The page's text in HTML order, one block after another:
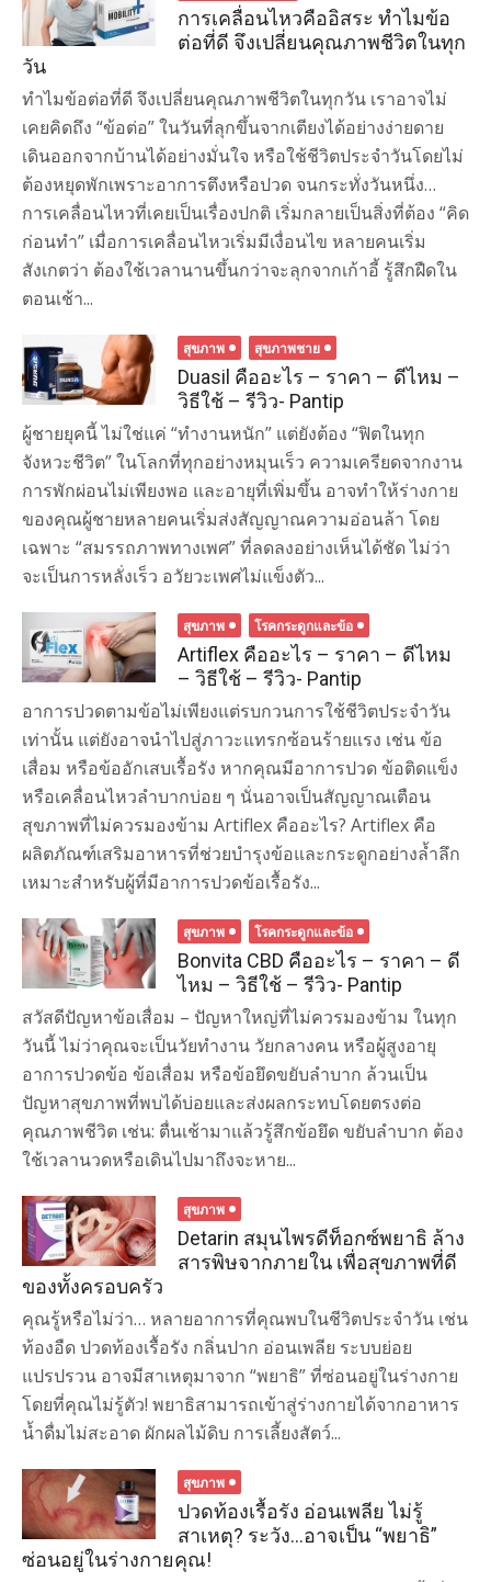
การเคลื่อนไหวคืออิสระ ทำไมข้อ
ต่อที่ดี จึงเปลี่ยนคุณภาพชีวิตในทุก
วัน
ทำไมข้อต่อที่ดี จึงเปลี่ยนคุณภาพชีวิตในทุกวัน เราอาจไม่
เคยคิดถึง “ข้อต่อ” ในวันที่ลุกขึ้นจากเตียงได้อย่างง่ายดาย
เดินออกจากบ้านได้อย่างมั่นใจ หรือใช้ชีวิตประจำวันโดยไม่
ต้องหยุดพักเพราะอาการตึงหรือปวด จนกระทั่งวันหนึ่ง…
การเคลื่อนไหวที่เคยเป็นเรื่องปกติ เริ่มกลายเป็นสิ่งที่ต้อง “คิด
ก่อนทำ” เมื่อการเคลื่อนไหวเริ่มมีเงื่อนไข หลายคนเริ่ม
สังเกตว่า ต้องใช้เวลานานขึ้นกว่าจะลุกจากเก้าอี้ รู้สึกฝืดใน
ตอนเช้า...
สุขภาพ สุขภาพชาย
Duasil คืออะไร – ราคา – ดีไหม –
วิธีใช้ – รีวิว- Pantip
ผู้ชายยุคนี้ ไม่ใช่แค่ “ทำงานหนัก” แต่ยังต้อง “ฟิตในทุก
จังหวะชีวิต” ในโลกที่ทุกอย่างหมุนเร็ว ความเครียดจากงาน
การพักผ่อนไม่เพียงพอ และอายุที่เพิ่มขึ้น อาจทำให้ร่างกาย
ของคุณผู้ชายหลายคนเริ่มส่งสัญญาณความอ่อนล้า โดย
เฉพาะ “สมรรถภาพทางเพศ” ที่ลดลงอย่างเห็นได้ชัด ไม่ว่า
จะเป็นการหลั่งเร็ว อวัยวะเพศไม่แข็งตัว...
สุขภาพ โรคกระดูกและข้อ
Artiflex คืออะไร – ราคา – ดีไหม
– วิธีใช้ – รีวิว- Pantip
อาการปวดตามข้อไม่เพียงแต่รบกวนการใช้ชีวิตประจำวัน
เท่านั้น แต่ยังอาจนำไปสู่ภาวะแทรกซ้อนร้ายแรง เช่น ข้อ
เสื่อม หรือข้ออักเสบเรื้อรัง หากคุณมีอาการปวด ข้อติดแข็ง
หรือเคลื่อนไหวลำบากบ่อย ๆ นั่นอาจเป็นสัญญาณเตือน
สุขภาพที่ไม่ควรมองข้าม Artiflex คืออะไร? Artiflex คือ
ผลิตภัณฑ์เสริมอาหารที่ช่วยบำรุงข้อและกระดูกอย่างล้ำลึก
เหมาะสำหรับผู้ที่มีอาการปวดข้อเรื้อรัง...
สุขภาพ โรคกระดูกและข้อ
Bonvita CBD คืออะไร – ราคา – ดี
ไหม – วิธีใช้ – รีวิว- Pantip
สวัสดีปัญหาข้อเสื่อม – ปัญหาใหญ่ที่ไม่ควรมองข้าม ในทุก
วันนี้ ไม่ว่าคุณจะเป็นวัยทำงาน วัยกลางคน หรือผู้สูงอายุ
อาการปวดข้อ ข้อเสื่อม หรือข้อยึดขยับลำบาก ล้วนเป็น
ปัญหาสุขภาพที่พบได้บ่อยและส่งผลกระทบโดยตรงต่อ
คุณภาพชีวิต เช่น: ตื่นเช้ามาแล้วรู้สึกข้อยึด ขยับลำบาก ต้อง
ใช้เวลานวดหรือเดินไปมาถึงจะหาย...
สุขภาพ
Detarin สมุนไพรดีท็อกซ์พยาธิ ล้าง
สารพิษจากภายใน เพื่อสุขภาพที่ดี
ของทั้งครอบครัว
คุณรู้หรือไม่ว่า… หลายอาการที่คุณพบในชีวิตประจำวัน เช่น
ท้องอืด ปวดท้องเรื้อรัง กลิ่นปาก อ่อนเพลีย ระบบย่อย
แปรปรวน อาจมีสาเหตุมาจาก “พยาธิ” ที่ซ่อนอยู่ในร่างกาย
โดยที่คุณไม่รู้ตัว! พยาธิสามารถเข้าสู่ร่างกายได้จากอาหาร
น้ำดื่มไม่สะอาด ผักผลไม้ดิบ การเลี้ยงสัตว์...
สุขภาพ
ปวดท้องเรื้อรัง อ่อนเพลีย ไม่รู้
สาเหตุ? ระวัง…อาจเป็น “พยาธิ”
ซ่อนอยู่ในร่างกายคุณ!